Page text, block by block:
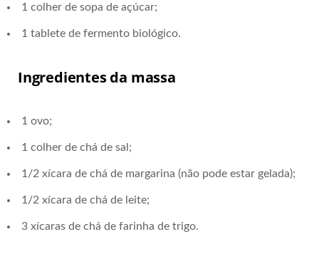
1 colher de sopa de açúcar;
1 tablete de fermento biológico.
Ingredientes da massa
1 ovo;
1 colher de chá de sal;
1/2 xícara de chá de margarina (não pode estar gelada);
1/2 xícara de chá de leite;
3 xícaras de chá de farinha de trigo.